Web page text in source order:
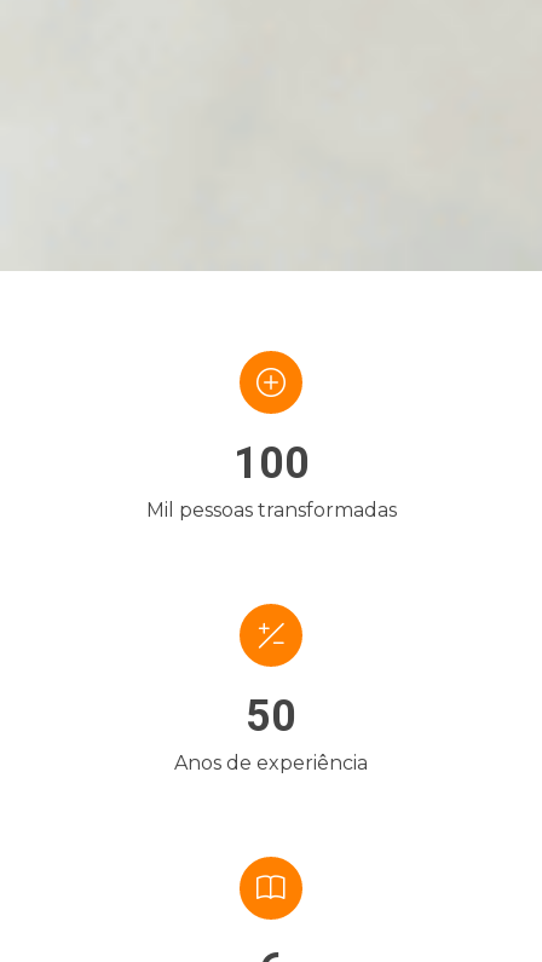
100
Mil pessoas transformadas
50
Anos de experiência